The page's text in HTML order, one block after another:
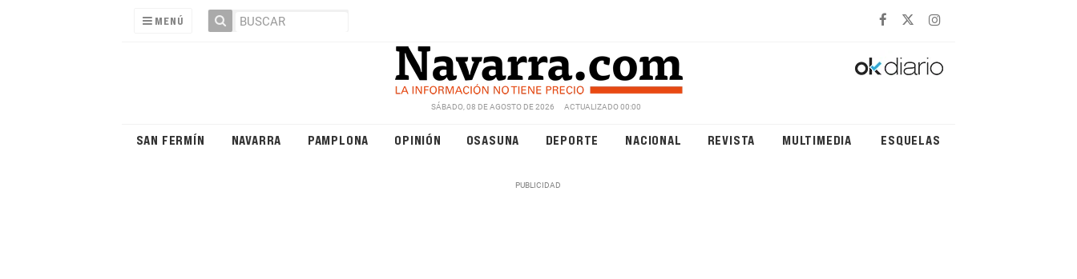
MENÚ
SÁBADO, 08 DE AGOSTO DE 2026 ACTUALIZADO 00:00
SAN FERMÍN NAVARRA PAMPLONA OPINIÓN OSASUNA DEPORTE NACIONAL REVISTA MULTIMEDIA ESQUELAS